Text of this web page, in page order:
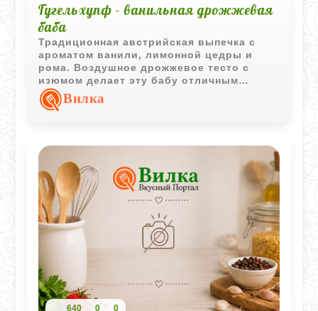
Гугельхупф - ванильная дрожжевая
баба
Традиционная австрийская выпечка с
ароматом ванили, лимонной цедры и
рома. Воздушное дрожжевое тесто с
изюмом делает эту бабу отличным
дополнением к семейному чаепитию.
Вилка
640 0 0